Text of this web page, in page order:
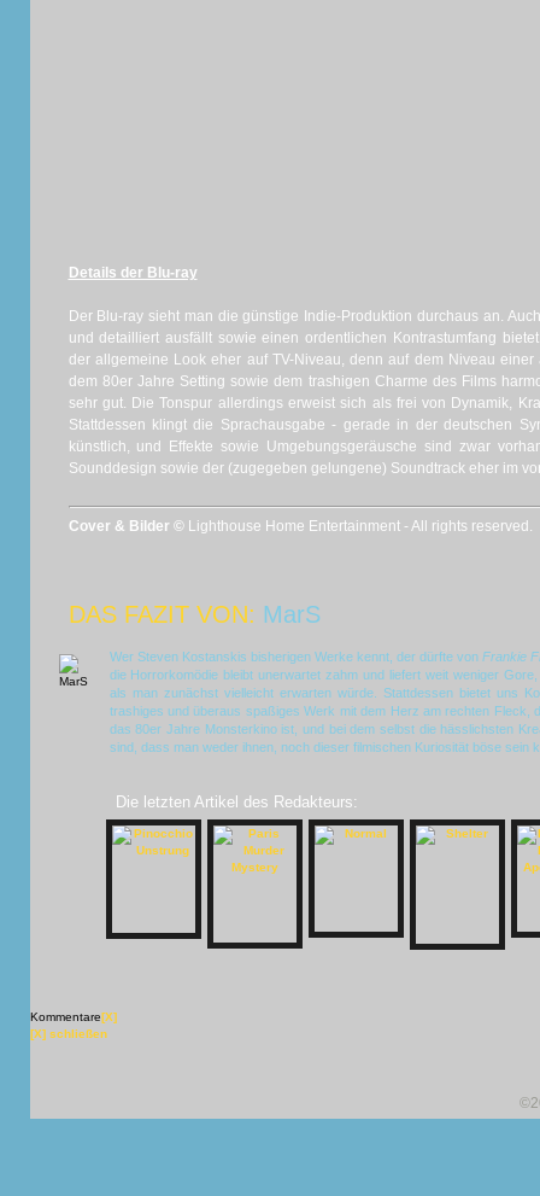
Details der Blu-ray
Der Blu-ray sieht man die günstige Indie-Produktion durchaus an.
und detailliert ausfällt sowie einen ordentlichen Kontrastumfang
der allgemeine Look eher auf TV-Niveau, denn auf dem Niveau
dem 80er Jahre Setting sowie dem trashigen Charme des Films
sehr gut. Die Tonspur allerdings erweist sich als frei von Dynamik,
Stattdessen klingt die Sprachausgabe - gerade in der deutschen
künstlich, und Effekte sowie Umgebungsgeräusche sind zwar
Sounddesign sowie der (zugegeben gelungene) Soundtrack eher im
Cover & Bilder © Lighthouse Home Entertainment - All rights reserved.
DAS FAZIT VON: MarS
Wer Steven Kostanskis bisherigen Werke kennt, der dürfte von Frankie
die Horrorkomödie bleibt unerwartet zahm und liefert weit weniger
als man zunächst vielleicht erwarten würde. Stattdessen bietet uns
trashiges und überaus spaßiges Werk mit dem Herz am rechten Fleck,
das 80er Jahre Monsterkino ist, und bei dem selbst die hässlichsten
sind, dass man weder ihnen, noch dieser filmischen Kuriosität böse sein
Die letzten Artikel des Redakteurs:
Kommentare[X]
[X] schließen